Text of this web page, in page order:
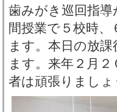
歯みがき巡回指
間授業で５校時
ます。本日の放
ます。来年２月
者は頑張りましょ